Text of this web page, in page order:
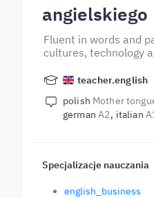
angielskiego
Fluent in words and
cultures, technology
teacher.english
polish Mother
german A2 italian
Specjalizacje nauczania
english_business